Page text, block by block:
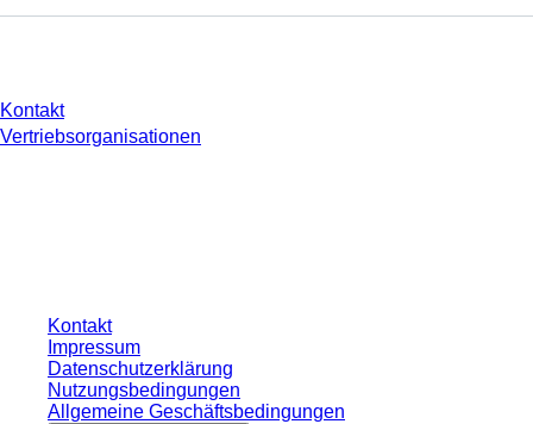
Kontakt
Vertriebsorganisationen
Kontakt
Impressum
Datenschutzerklärung
Nutzungsbedingungen
Allgemeine Geschäftsbedingungen